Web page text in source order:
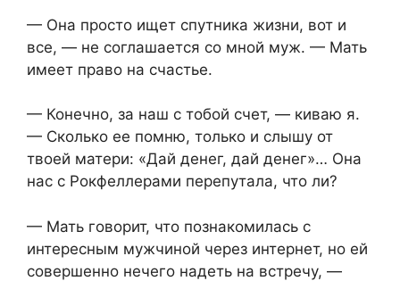
— Она просто ищет спутника жизни, вот и
все, — не соглашается со мной муж. — Мать
имеет право на счастье.
— Конечно, за наш с тобой счет, — киваю я.
— Сколько ее помню, только и слышу от
твоей матери: «Дай денег, дай денег»… Она
нас с Рокфеллерами перепутала, что ли?
— Мать говорит, что познакомилась с
интересным мужчиной через интернет, но ей
совершенно нечего надеть на встречу, —